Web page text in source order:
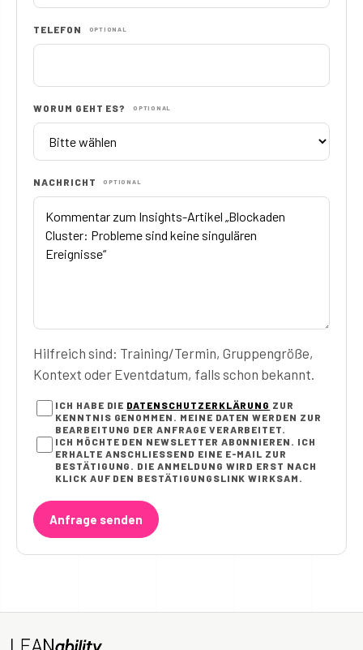
TELEFON OPTIONAL
WORUM GEHT ES? OPTIONAL
NACHRICHT OPTIONAL
Hilfreich sind: Training/Termin, Gruppengröße,
Kontext oder Eventdatum, falls schon bekannt.
ICH HABE DIE DATENSCHUTZERKLÄRUNG ZUR
KENNTNIS GENOMMEN. MEINE DATEN WERDEN ZUR
BEARBEITUNG DER ANFRAGE VERARBEITET.
ICH MÖCHTE DEN NEWSLETTER ABONNIEREN. ICH
ERHALTE ANSCHLIESSEND EINE E-MAIL ZUR B
ESTÄTIGUNG. DIE ANMELDUNG WIRD ERST NACH K
LICK AUF DEN BESTÄTIGUNGSLINK WIRKSAM.
Anfrage senden